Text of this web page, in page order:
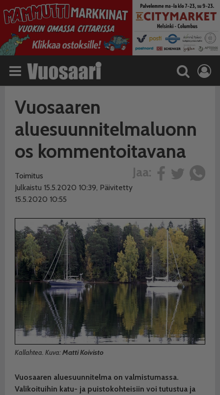
Vuosaaren
aluesuunnitelmaluonn
os kommentoitavana
Jaa:
Toimitus
Julkaistu 15.5.2020 10:39, Päivitetty
15.5.2020 10:55
Kallahtea. Kuva:Matti Koivisto
Vuosaaren aluesuunnitelma on valmistumassa.
Valikoituihin katu- ja puisto kohteisiin voi tutustua ja